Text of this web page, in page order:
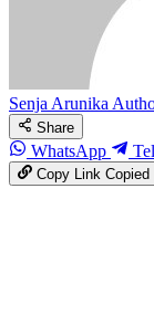
Senja Arunika
Share
WhatsApp
Copy LinkCopied